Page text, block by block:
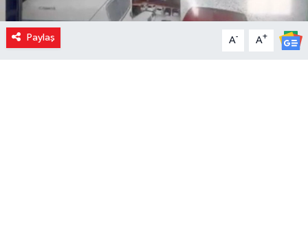
Paylaş A- A+